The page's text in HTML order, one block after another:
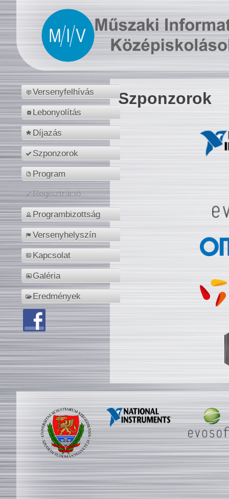
Versenyfelhívás
Lebonyolítás
Díjazás
Szponzorok
Program
Regisztráció
Programbizottság
Versenyhelyszín
Kapcsolat
Galéria
Eredmények
Szponzorok